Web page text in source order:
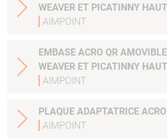
WEAVER ET PICATINNY
AIMPOINT
EMBASE ACRO QR
WEAVER ET PICATINNY
AIMPOINT
PLAQUE ADAPTATRICE
AIMPOINT